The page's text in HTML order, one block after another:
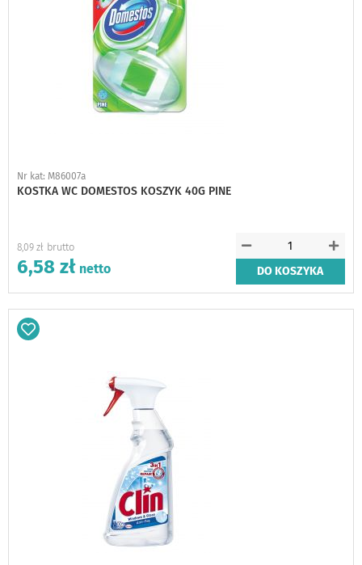
Nr kat: M86007a
KOSTKA WC DOMESTOS KOSZYK 40G PINE
8,09 zł
6,58 zł DO KOSZYKA
Dodaj